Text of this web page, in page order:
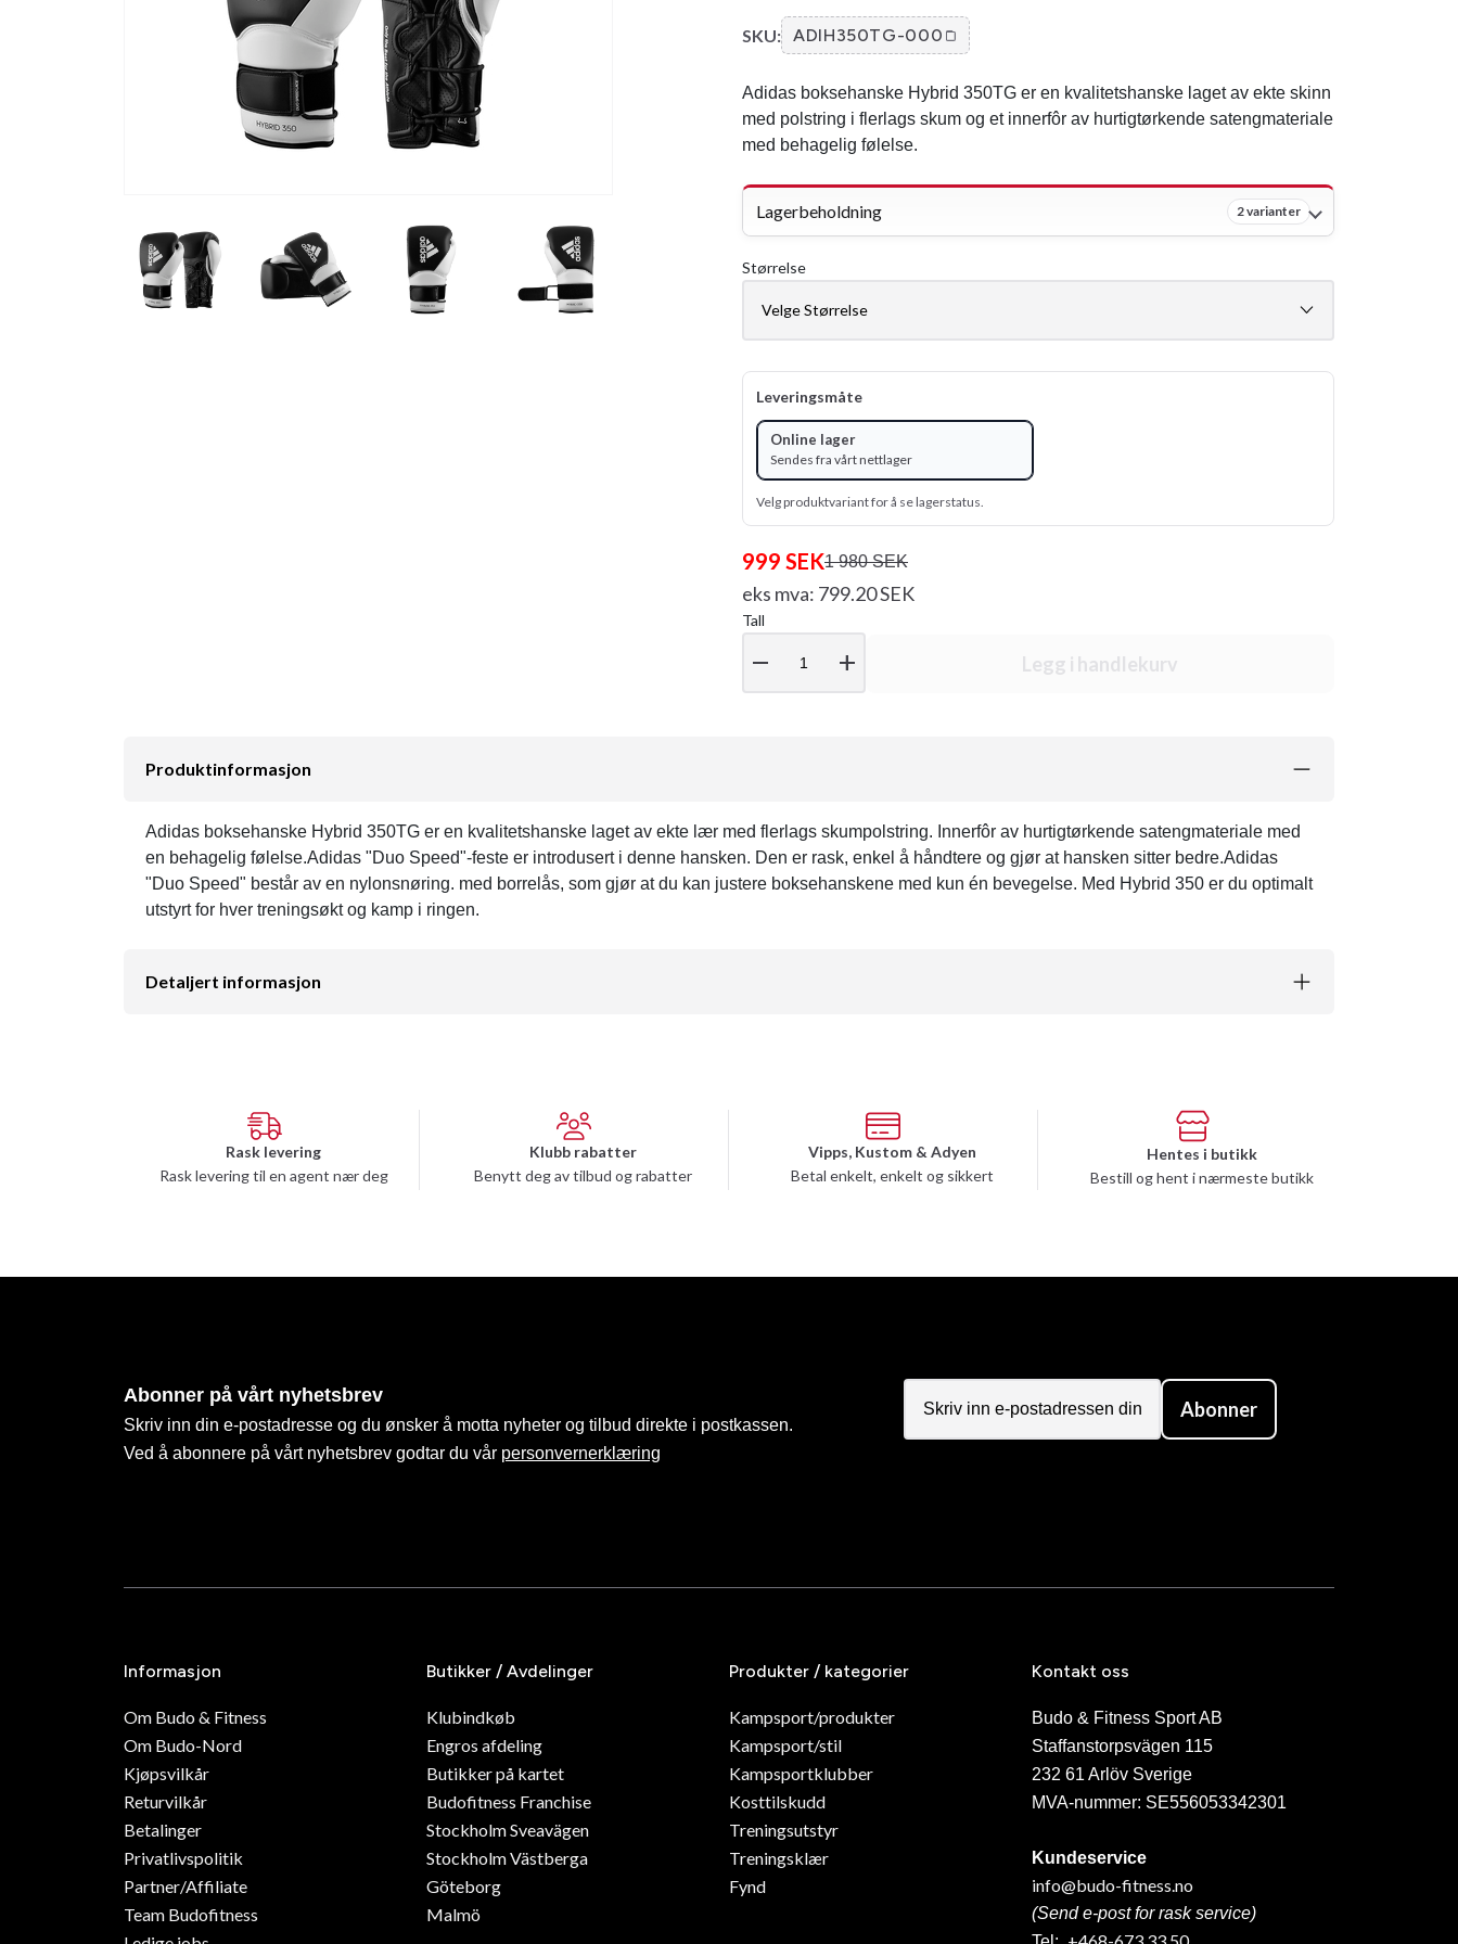
SKU: ADIH350TG-000
Adidas boksehanske Hybrid 350TG er en kvalitetshanske laget av ekte skinn
med polstring i flerlags skum og et innerfôr av hurtigtørkende satengmateriale
med behagelig følelse.
Lagerbeholdning 2 varianter
Størrelse
Leveringsmåte
Online lager
Sendes fra vårt nettlager
Velg produktvariant for å se lagerstatus.
999 SEK1 980 SEK
eks mva: 799.20 SEK
Tall
remove add Legg i handlekurv
Produktinformasjon
Adidas boksehanske Hybrid 350TG er en kvalitetshanske laget av ekte lær med flerlags skumpolstring. Innerfôr av hurtigtørkende satengmateriale med
en behagelig følelse.Adidas "Duo Speed"-feste er introdusert i denne hansken. Den er rask, enkel å håndtere og gjør at hansken sitter bedre.Adidas
"Duo Speed" består av en nylonsnøring. med borrelås, som gjør at du kan justere boksehanskene med kun én bevegelse. Med Hybrid 350 er du optimalt
utstyrt for hver treningsøkt og kamp i ringen.
Detaljert informasjon
Rask levering
Rask levering til en agent nær deg
Klubb rabatter
Benytt deg av tilbud og rabatter
Vipps, Kustom & Adyen
Betal enkelt, enkelt og sikkert
Hentes i butikk
Bestill og hent i nærmeste butikk
Abonner på vårt nyhetsbrev
Skriv inn din e-postadresse og du ønsker å motta nyheter og tilbud direkte i postkassen.
Ved å abonnere på vårt nyhetsbrev godtar du vår personvernerklæring
Abonner
Informasjon
Om Budo & Fitness
Om Budo-Nord
Kjøpsvilkår
Returvilkår
Betalinger
Privatlivspolitik
Partner/Affiliate
Team Budofitness
Butikker / Avdelinger
Klubindkøb
Engros afdeling
Butikker på kartet
Budofitness Franchise
Stockholm Sveavägen
Stockholm Västberga
Göteborg
Malmö
Produkter / kategorier
Kampsport/produkter
Kampsport/stil
Kampsportklubber
Kosttilskudd
Treningsutstyr
Treningsklær
Fynd
Kontakt oss
Budo & Fitness Sport AB
Staffanstorpsvägen 115
232 61 Arlöv Sverige
MVA-nummer: SE556053342301
Kundeservice
info@budo-fitness.no
(Send e-post for rask service)